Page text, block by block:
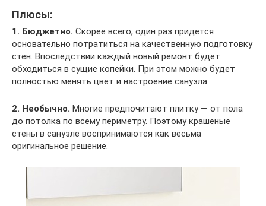
Плюсы:
1. Бюджетно. Скорее всего, один раз придется
основательно потратиться на качественную подготовку
стен. Впоследствии каждый новый ремонт будет
обходиться в сущие копейки. При этом можно будет
полностью менять цвет и настроение санузла.
2. Необычно. Многие предпочитают плитку — от пола
до потолка по всему периметру. Поэтому крашеные
стены в санузле воспринимаются как весьма
оригинальное решение.